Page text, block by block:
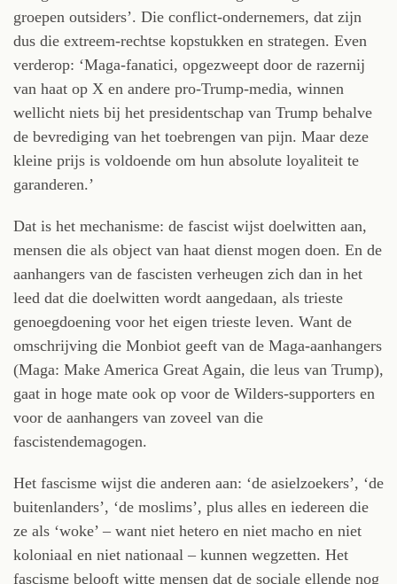
groepen outsiders’. Die conflict-ondernemers, dat zijn
dus die extreem-rechtse kopstukken en strategen. Even
verderop: ‘Maga-fanatici, opgezweept door de razernij
van haat op X en andere pro-Trump-media, winnen
wellicht niets bij het presidentschap van Trump behalve
de bevrediging van het toebrengen van pijn. Maar deze
kleine prijs is voldoende om hun absolute loyaliteit te
garanderen.’
Dat is het mechanisme: de fascist wijst doelwitten aan,
mensen die als object van haat dienst mogen doen. En de
aanhangers van de fascisten verheugen zich dan in het
leed dat die doelwitten wordt aangedaan, als trieste
genoegdoening voor het eigen trieste leven. Want de
omschrijving die Monbiot geeft van de Maga-aanhangers
(Maga: Make America Great Again, die leus van Trump),
gaat in hoge mate ook op voor de Wilders-supporters en
voor de aanhangers van zoveel van die
fascistendemagogen.
Het fascisme wijst die anderen aan: ‘de asielzoekers’, ‘de
buitenlanders’, ‘de moslims’, plus alles en iedereen die
ze als ‘woke’ – want niet hetero en niet macho en niet
koloniaal en niet nationaal – kunnen wegzetten. Het
fascisme belooft witte mensen dat de sociale ellende nog